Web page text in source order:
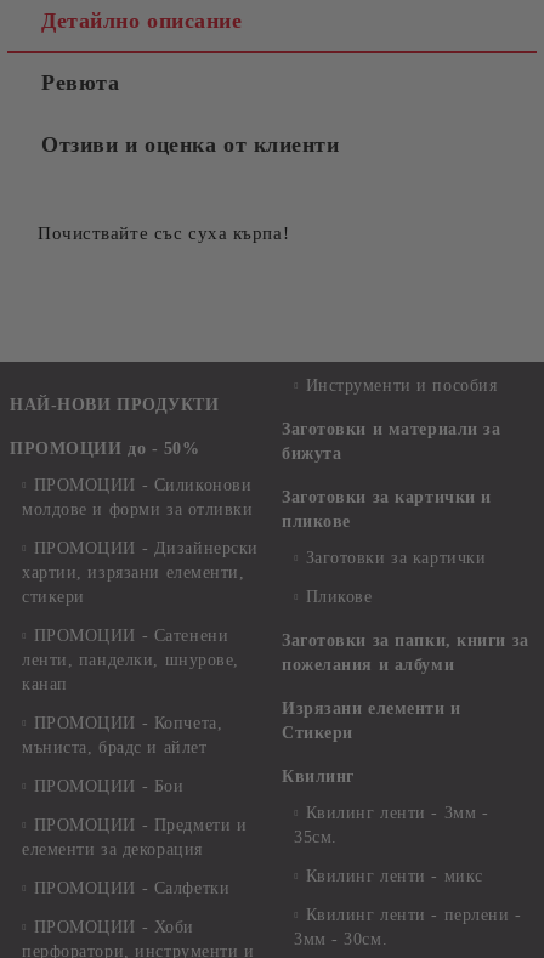
Детайлно описание
Ревюта
Отзиви и оценка от клиенти
Почиствайте със суха кърпа!
НАЙ-НОВИ ПРОДУКТИ
ПРОМОЦИИ до - 50%
ПРОМОЦИИ - Силиконови
молдове и форми за отливки
ПРОМОЦИИ - Дизайнерски
хартии, изрязани елементи,
стикери
ПРОМОЦИИ - Сатенени
ленти, панделки, шнурове,
канап
ПРОМОЦИИ - Копчета,
мъниста, брадс и айлет
ПРОМОЦИИ - Бои
ПРОМОЦИИ - Предмети и
елементи за декорация
ПРОМОЦИИ - Салфетки
ПРОМОЦИИ - Хоби
перфоратори, инструменти и
Инструменти и пособия
Заготовки и материали за
бижута
Заготовки за картички и
пликове
Заготовки за картички
Пликове
Заготовки за папки, книги за
пожелания и албуми
Изрязани елементи и
Стикери
Квилинг
Квилинг ленти - 3мм -
35см.
Квилинг ленти - микс
Квилинг ленти - перлени -
3мм - 30см.